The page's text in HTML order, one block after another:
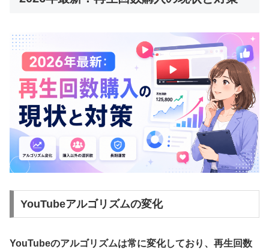
YouTubeアルゴリズムの変化
YouTubeのアルゴリズムは常に変化しており、再生回数